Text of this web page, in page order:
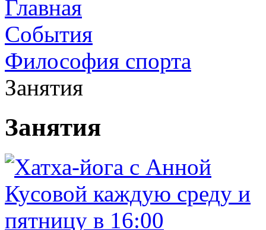
Главная
События
Философия спорта
Занятия
Занятия